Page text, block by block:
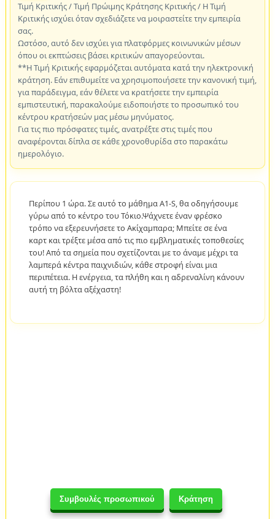
Συμβουλές προσωπικού Κράτηση
Τιμή Κριτικής / Τιμή Πρώιμης Κράτησης Κριτικής / Η Τιμή
Κριτικής ισχύει όταν σχεδιάζετε να μοιραστείτε την εμπειρία
σας.
Ωστόσο, αυτό δεν ισχύει για πλατφόρμες κοινωνικών μέσων
όπου οι εκπτώσεις βάσει κριτικών απαγορεύονται.
**Η Τιμή Κριτικής εφαρμόζεται αυτόματα κατά την ηλεκτρονική
κράτηση. Εάν επιθυμείτε να χρησιμοποιήσετε την κανονική τιμή,
για παράδειγμα, εάν θέλετε να κρατήσετε την εμπειρία
εμπιστευτική, παρακαλούμε ειδοποιήστε το προσωπικό του
κέντρου κρατήσεών μας μέσω μηνύματος.
Για τις πιο πρόσφατες τιμές, ανατρέξτε στις τιμές που
αναφέρονται δίπλα σε κάθε χρονοθυρίδα στο παρακάτω
ημερολόγιο.
Περίπου 1 ώρα. Σε αυτό το μάθημα A1-S, θα οδηγήσουμε
γύρω από το κέντρο του Τόκιο.Ψάχνετε έναν φρέσκο
τρόπο να εξερευνήσετε το Ακίχαμπαρα; Μπείτε σε ένα
καρτ και τρέξτε μέσα από τις πιο εμβληματικές τοποθεσίες
του! Από τα σημεία που σχετίζονται με το άναμε μέχρι τα
λαμπερά κέντρα παιχνιδιών, κάθε στροφή είναι μια
περιπέτεια. Η ενέργεια, τα πλήθη και η αδρεναλίνη κάνουν
αυτή τη βόλτα αξέχαστη!